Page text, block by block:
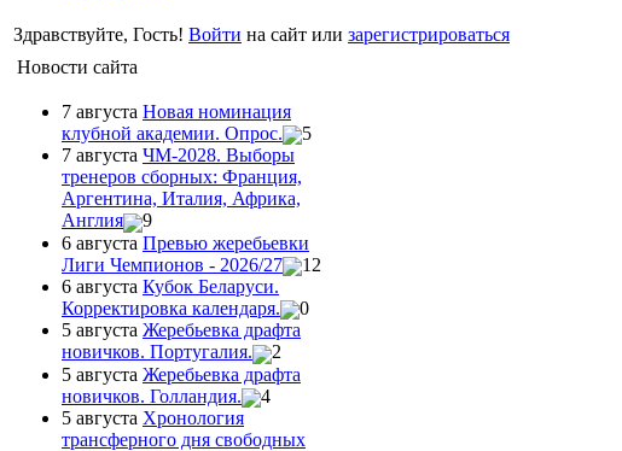
Здравствуйте, Гость! Войти на сайт или зарегистрироваться
Новости сайта
7 августа Новая номинация
клубной академии. Опрос.
5
7 августа ЧМ-2028. Выборы
тренеров сборных: Франция,
Аргентина, Италия, Африка,
Англия
9
6 августа Превью жеребьевки
Лиги Чемпионов - 2026/27
12
6 августа Кубок Беларуси.
Корректировка календаря.
0
5 августа Жеребьевка драфта
новичков. Португалия.
2
5 августа Жеребьевка драфта
новичков. Голландия.
4
5 августа Хронология
трансферного дня свободных